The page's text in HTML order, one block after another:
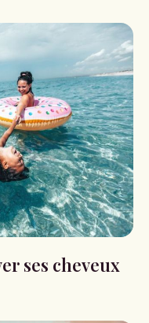
ses cheveux